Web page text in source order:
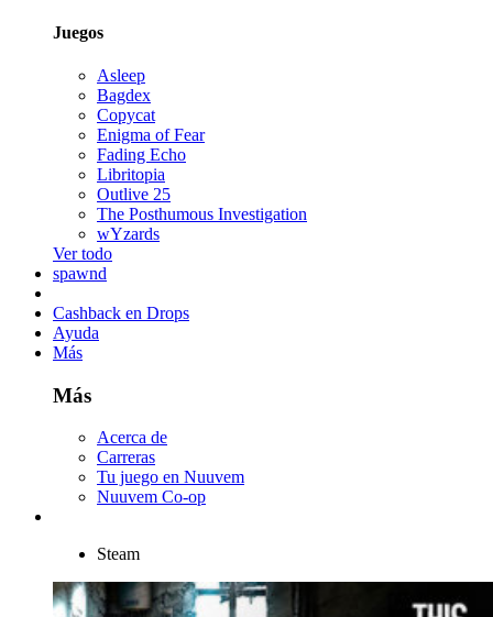
Juegos
Asleep
Bagdex
Copycat
Enigma of Fear
Fading Echo
Libritopia
Outlive 25
The Posthumous Investigation
wYzards
Ver todo
spawnd
Cashback en Drops
Ayuda
Más
Más
Acerca de
Carreras
Tu juego en Nuuvem
Nuuvem Co-op
Steam